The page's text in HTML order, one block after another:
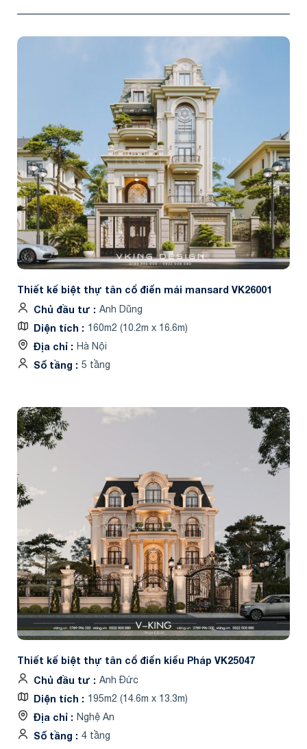
Thiết kế biệt thự tân cổ điển mái mansard VK26001
Chủ đầu tư
Anh Dũng
Diện tích 160m2 (10.2m x 16.6m)
Địa chỉ Hà Nội
Số tầng 5 tầng
Thiết kế biệt thự tân cổ điển kiểu Pháp VK25047
Chủ đầu tư
Anh Đức
Diện tích 195m2 (14.6m x 13.3m)
Địa chỉ Nghệ An
Số tầng 4 tầng